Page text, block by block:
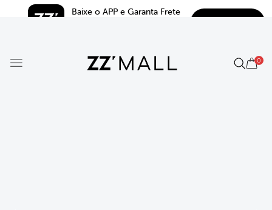
Baixe o APP e Garanta Frete
0